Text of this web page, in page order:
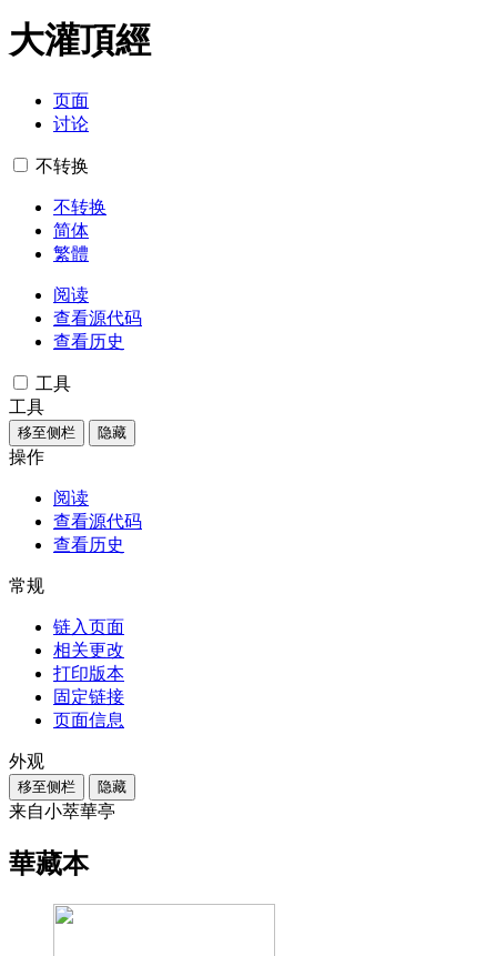
大灌頂經
页面
讨论
不转换
不转换
简体
繁體
阅读
查看源代码
查看历史
工具
工具
移至侧栏 隐藏
操作
阅读
查看源代码
查看历史
常规
链入页面
相关更改
打印版本
固定链接
页面信息
外观
移至侧栏 隐藏
来自小萃華亭
華藏本